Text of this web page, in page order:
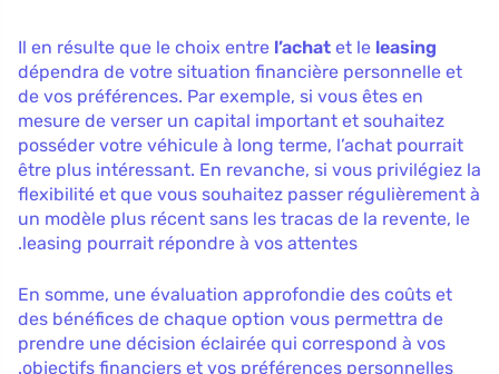
Il en résulte que le choix entre l’achat et le leasing
dépendra de votre situation financière personnelle et
de vos préférences. Par exemple, si vous êtes en
mesure de verser un capital important et souhaitez
posséder votre véhicule à long terme, l’achat pourrait
être plus intéressant. En revanche, si vous privilégiez la
flexibilité et que vous souhaitez passer régulièrement à
un modèle plus récent sans les tracas de la revente, le
leasing pourrait répondre à vos attentes.
En somme, une évaluation approfondie des coûts et
des bénéfices de chaque option vous permettra de
prendre une décision éclairée qui correspond à vos
objectifs financiers et vos préférences personnelles.